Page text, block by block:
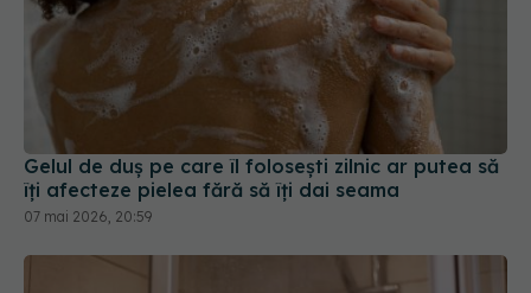
Gelul de duș pe care îl folosești zilnic ar putea să
îți afecteze pielea fără să îți dai seama
07 mai 2026, 20:59